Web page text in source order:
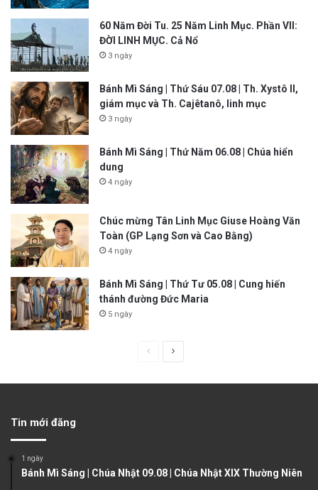
60 Năm Đời Tu. 25 Năm Linh Mục. Phần VII:
ĐỜI LINH MỤC. Cả Nổ
3 ngày
Bánh Mì Sáng | Thứ Sáu 07.08 | Th. Xystô II,
giám mục và Th. Cajêtanô, linh mục
3 ngày
Bánh Mì Sáng | Thứ Năm 06.08 | Chúa hiển
dung
4 ngày
Chúc mừng Tân Linh Mục Giuse Hoàng Văn
Toàn (GP Lạng Sơn và Cao Bằng)
4 ngày
Bánh Mì Sáng | Thứ Tư 05.08 | Cung hiến
thánh đường Đức Maria
5 ngày
u
g
Tin mới đăng
1 ngày
Bánh Mì Sáng | Chúa Nhật 09.08 | Chúa Nhật XIX Thường Niên